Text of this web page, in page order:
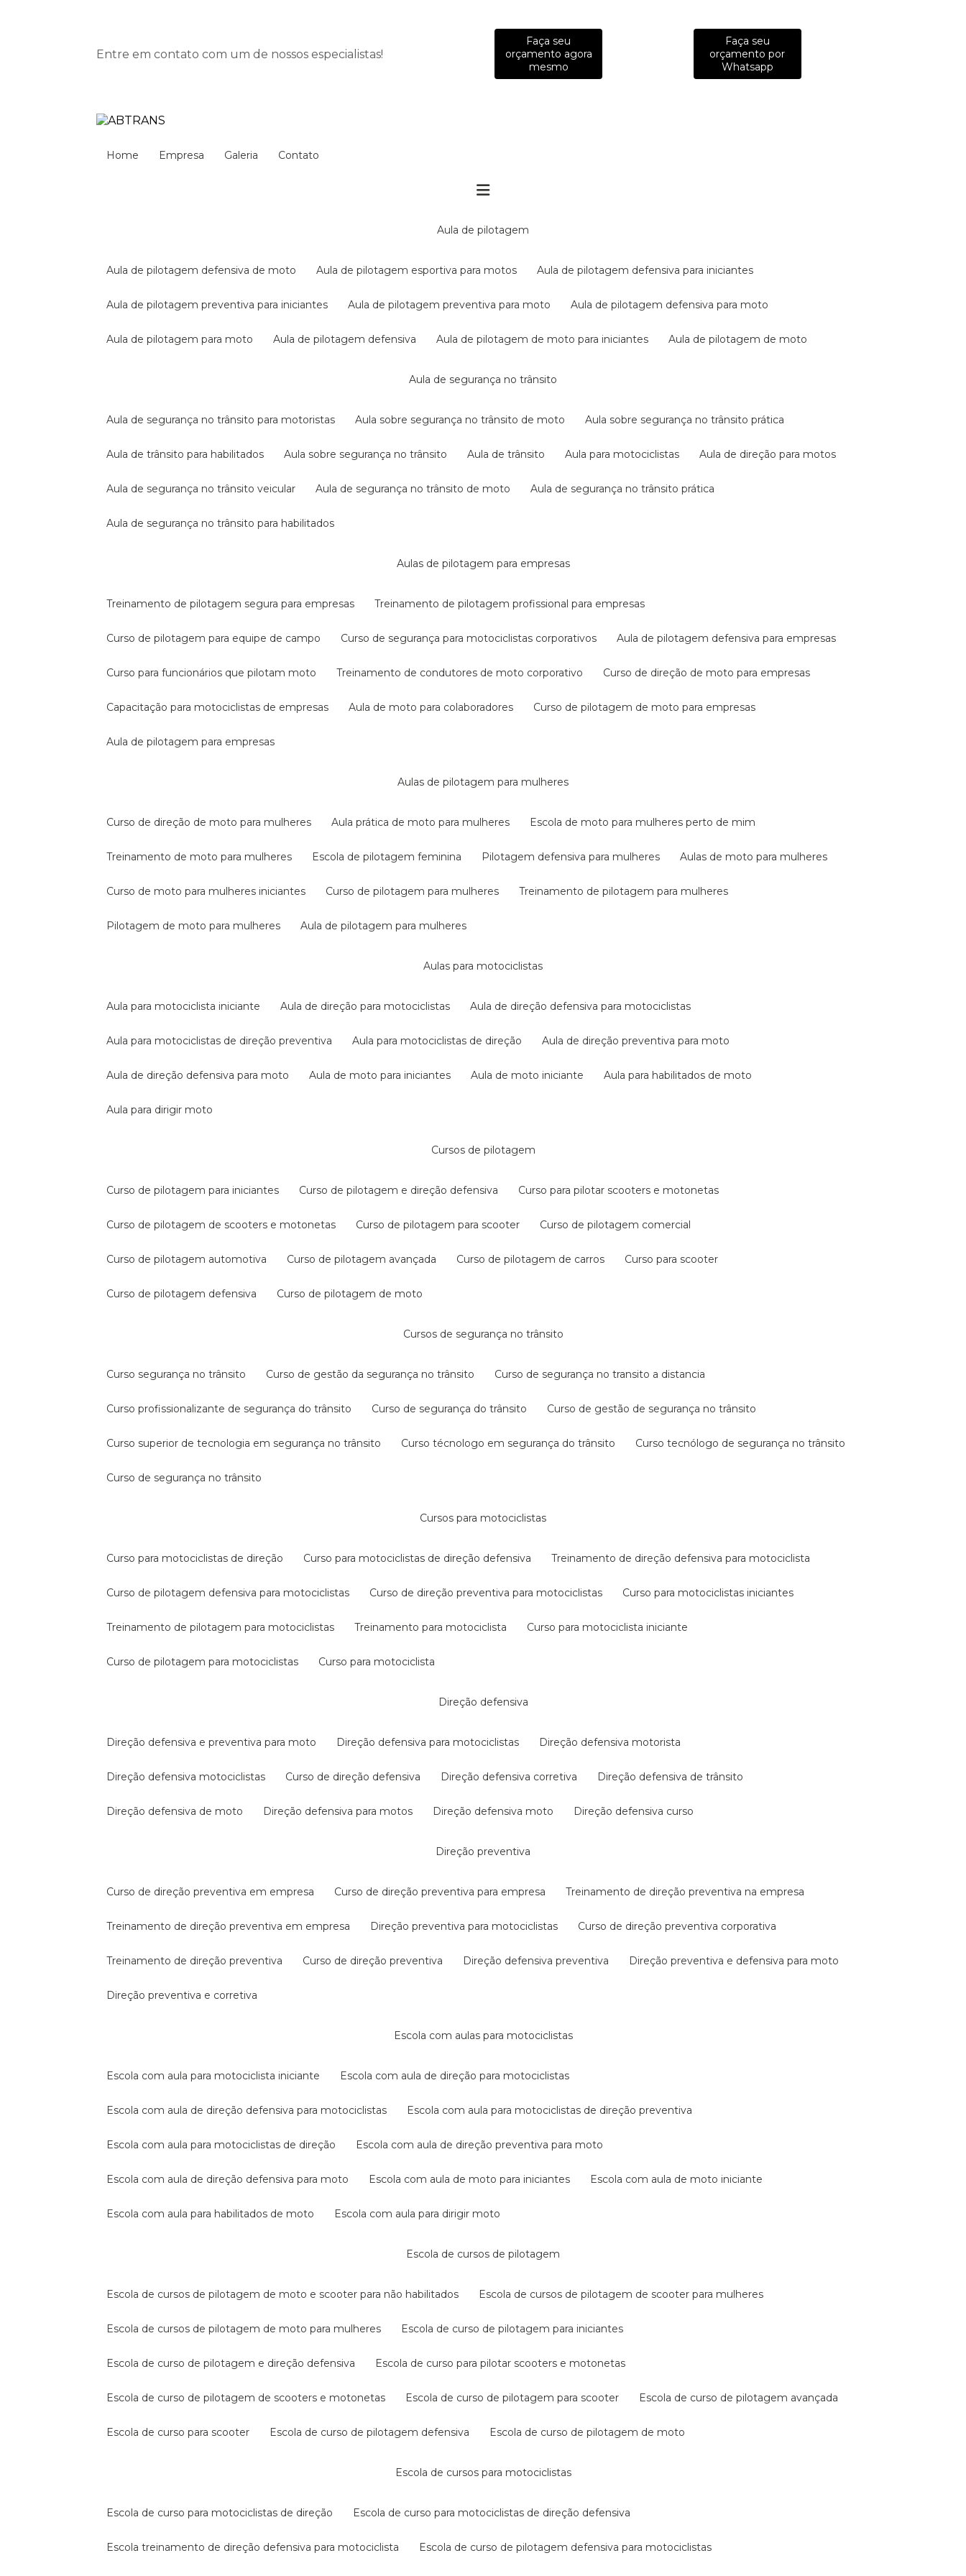
Entre em contato com um de nossos especialistas!
Faça seu
orçamento agora
mesmo
Faça seu
orçamento por
Whatsapp
Home Empresa Galeria Contato
aula de pilotagem
aula de pilotagem defensiva de moto aula de pilotagem esportiva para motos aula de pilotagem defensiva para iniciantes
aula de pilotagem preventiva para iniciantes aula de pilotagem preventiva para moto aula de pilotagem defensiva para moto
aula de pilotagem para moto aula de pilotagem defensiva aula de pilotagem de moto para iniciantes aula de pilotagem de moto
aula de segurança no trânsito
aula de segurança no trânsito para motoristas aula sobre segurança no trânsito de moto aula sobre segurança no trânsito prática
aula de trânsito para habilitados aula sobre segurança no trânsito aula de trânsito aula para motociclistas aula de direção para motos
aula de segurança no trânsito veicular aula de segurança no trânsito de moto aula de segurança no trânsito prática
aula de segurança no trânsito para habilitados
aulas de pilotagem para empresas
treinamento de pilotagem segura para empresas treinamento de pilotagem profissional para empresas
curso de pilotagem para equipe de campo curso de segurança para motociclistas corporativos aula de pilotagem defensiva para empresas
curso para funcionários que pilotam moto treinamento de condutores de moto corporativo curso de direção de moto para empresas
capacitação para motociclistas de empresas aula de moto para colaboradores curso de pilotagem de moto para empresas
aula de pilotagem para empresas
aulas de pilotagem para mulheres
curso de direção de moto para mulheres aula prática de moto para mulheres escola de moto para mulheres perto de mim
treinamento de moto para mulheres escola de pilotagem feminina pilotagem defensiva para mulheres aulas de moto para mulheres
curso de moto para mulheres iniciantes curso de pilotagem para mulheres treinamento de pilotagem para mulheres
pilotagem de moto para mulheres aula de pilotagem para mulheres
aulas para motociclistas
aula para motociclista iniciante aula de direção para motociclistas aula de direção defensiva para motociclistas
aula para motociclistas de direção preventiva aula para motociclistas de direção aula de direção preventiva para moto
aula de direção defensiva para moto aula de moto para iniciantes aula de moto iniciante aula para habilitados de moto
aula para dirigir moto
cursos de pilotagem
curso de pilotagem para iniciantes curso de pilotagem e direção defensiva curso para pilotar scooters e motonetas
curso de pilotagem de scooters e motonetas curso de pilotagem para scooter curso de pilotagem comercial
curso de pilotagem automotiva curso de pilotagem avançada curso de pilotagem de carros curso para scooter
curso de pilotagem defensiva curso de pilotagem de moto
cursos de segurança no trânsito
curso segurança no trânsito curso de gestão da segurança no trânsito curso de segurança no transito a distancia
curso profissionalizante de segurança do trânsito curso de segurança do trânsito curso de gestão de segurança no trânsito
curso superior de tecnologia em segurança no trânsito curso técnologo em segurança do trânsito curso tecnólogo de segurança no trânsito
curso de segurança no trânsito
cursos para motociclistas
curso para motociclistas de direção curso para motociclistas de direção defensiva treinamento de direção defensiva para motociclista
curso de pilotagem defensiva para motociclistas curso de direção preventiva para motociclistas curso para motociclistas iniciantes
treinamento de pilotagem para motociclistas treinamento para motociclista curso para motociclista iniciante
curso de pilotagem para motociclistas curso para motociclista
direção defensiva
direção defensiva e preventiva para moto direção defensiva para motociclistas direção defensiva motorista
direção defensiva motociclistas curso de direção defensiva direção defensiva corretiva direção defensiva de trânsito
direção defensiva de moto direção defensiva para motos direção defensiva moto direção defensiva curso
direção preventiva
curso de direção preventiva em empresa curso de direção preventiva para empresa treinamento de direção preventiva na empresa
treinamento de direção preventiva em empresa direção preventiva para motociclistas curso de direção preventiva corporativa
treinamento de direção preventiva curso de direção preventiva direção defensiva preventiva direção preventiva e defensiva para moto
direção preventiva e corretiva
escola com aulas para motociclistas
escola com aula para motociclista iniciante escola com aula de direção para motociclistas
escola com aula de direção defensiva para motociclistas escola com aula para motociclistas de direção preventiva
escola com aula para motociclistas de direção escola com aula de direção preventiva para moto
escola com aula de direção defensiva para moto escola com aula de moto para iniciantes escola com aula de moto iniciante
escola com aula para habilitados de moto escola com aula para dirigir moto
escola de cursos de pilotagem
escola de cursos de pilotagem de moto e scooter para não habilitados escola de cursos de pilotagem de scooter para mulheres
escola de cursos de pilotagem de moto para mulheres escola de curso de pilotagem para iniciantes
escola de curso de pilotagem e direção defensiva escola de curso para pilotar scooters e motonetas
escola de curso de pilotagem de scooters e motonetas escola de curso de pilotagem para scooter escola de curso de pilotagem avançada
escola de curso para scooter escola de curso de pilotagem defensiva escola de curso de pilotagem de moto
escola de cursos para motociclistas
escola de curso para motociclistas de direção escola de curso para motociclistas de direção defensiva
escola treinamento de direção defensiva para motociclista escola de curso de pilotagem defensiva para motociclistas